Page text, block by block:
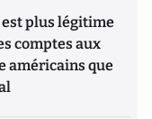
plus légitime
comptes aux
américains que